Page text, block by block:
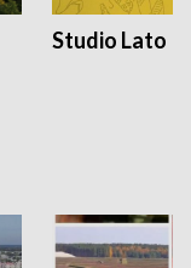
Studio Lato